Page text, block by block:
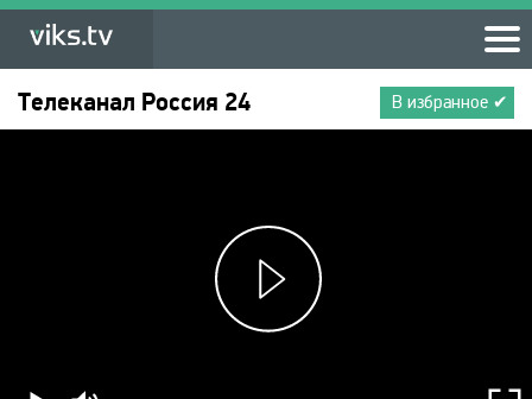
В избранное ✔
Телеканал Россия 24